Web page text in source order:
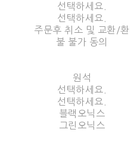
선택하세요.
선택하세요.
주문후 취소 및 교환/환
불 불가 동의
원석
선택하세요.
선택하세요.
블랙오닉스
그린오닉스